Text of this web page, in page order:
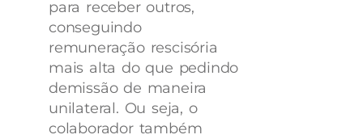
para receber outros,
conseguindo
remuneração rescisória
mais alta do que pedindo
demissão de maneira
unilateral. Ou seja, o
colaborador também